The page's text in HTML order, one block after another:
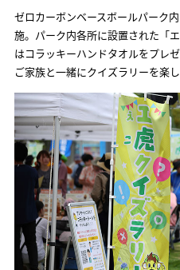
ゼロカーボンベースボールパーク
施。パーク内各所に設置された「
はコラッキーハンドタオルをプレ
ご家族と一緒にクイズラリーを楽